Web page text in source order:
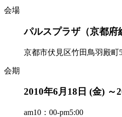
会場
パルスプラザ（京都府
京都市伏見区竹田鳥羽殿町
会期
2010年6月18日 (金) ～
am10：00-pm5:00